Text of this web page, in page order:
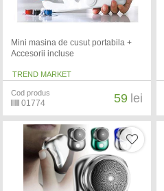
Mini masina de cusut portabila +
Accesorii incluse
TREND MARKET
Cod produs
01774 59 lei